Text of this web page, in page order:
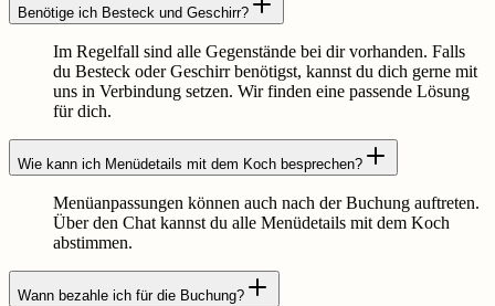
Benötige ich Besteck und Geschirr?
Im Regelfall sind alle Gegenstände bei dir vorhanden. Falls
du Besteck oder Geschirr benötigst, kannst du dich gerne mit
uns in Verbindung setzen. Wir finden eine passende Lösung
für dich.
Wie kann ich Menüdetails mit dem Koch besprechen?
Menüanpassungen können auch nach der Buchung auftreten.
Über den Chat kannst du alle Menüdetails mit dem Koch
abstimmen.
Wann bezahle ich für die Buchung?